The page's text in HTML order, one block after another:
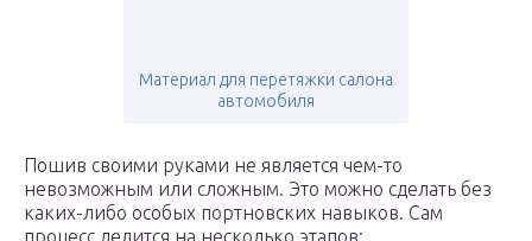
Материал для перетяжки салона
автомобиля
Пошив своими руками не является чем-то
невозможным или сложным. Это можно сделать без
каких-либо особых портновских навыков. Сам
процесс делится на несколько этапов: